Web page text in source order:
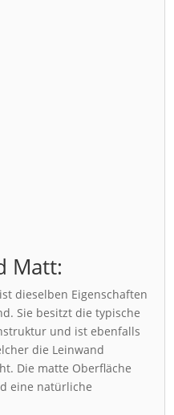
Matt:
dieselben Eigenschaften
Sie besitzt die typische
und ist ebenfalls
die Leinwand
Die matte Oberfläche
eine natürliche